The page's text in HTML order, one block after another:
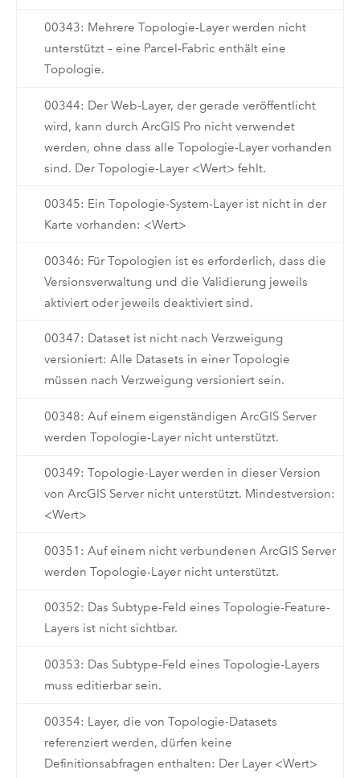
00343: Mehrere Topologie-Layer werden nicht
unterstützt – eine Parcel-Fabric enthält eine
Topologie.
00344: Der Web-Layer, der gerade veröffentlicht
wird, kann durch ArcGIS Pro nicht verwendet
werden, ohne dass alle Topologie-Layer vorhanden
sind. Der Topologie-Layer <Wert> fehlt.
00345: Ein Topologie-System-Layer ist nicht in der
Karte vorhanden: <Wert>
00346: Für Topologien ist es erforderlich, dass die
Versionsverwaltung und die Validierung jeweils
aktiviert oder jeweils deaktiviert sind.
00347: Dataset ist nicht nach Verzweigung
versioniert: Alle Datasets in einer Topologie
müssen nach Verzweigung versioniert sein.
00348: Auf einem eigenständigen ArcGIS Server
werden Topologie-Layer nicht unterstützt.
00349: Topologie-Layer werden in dieser Version
von ArcGIS Server nicht unterstützt. Mindestversion:
<Wert>
00351: Auf einem nicht verbundenen ArcGIS Server
werden Topologie-Layer nicht unterstützt.
00352: Das Subtype-Feld eines Topologie-Feature-
Layers ist nicht sichtbar.
00353: Das Subtype-Feld eines Topologie-Layers
muss editierbar sein.
00354: Layer, die von Topologie-Datasets
referenziert werden, dürfen keine
Definitionsabfragen enthalten: Der Layer <Wert>